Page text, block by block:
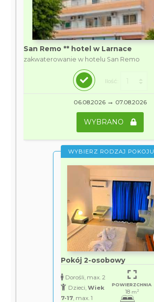
San Remo ** hotel w Larnace
zakwaterowanie w hotelu San Remo
Ilość:
06.08.2026 → 07.08.2026
WYBRANO
WYBIERZ RODZAJ POKOJU
Pokój 2-osobowy
Dorośli, max. 2
Dzieci,Wiek
7-17, max. 1
POWIERZCHNIA
18 m 2